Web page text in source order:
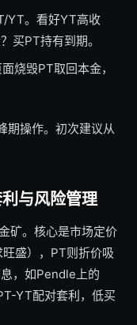
YT。看好YT高收
买PT持有到期。
烧毁PT取回本金，
期操作。初次建议从
与风险管理
矿。核心是市场定价
盛），PT则折价吸
，如Pendle上的
YT配对套利，低买